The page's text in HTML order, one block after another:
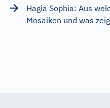
Hagia Sophia: Aus
Mosaiken und was